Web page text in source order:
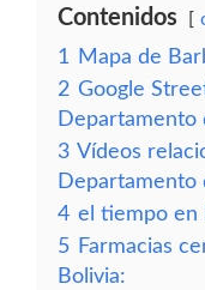
Contenidos
1
Mapa de
2 Google
Departamento
3 Vídeos
Departamento
4 el tiempo en
5 Farmacias
Bolivia: